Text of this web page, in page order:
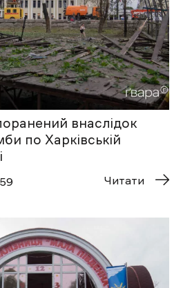
внаслідок
по Харківській
Читати